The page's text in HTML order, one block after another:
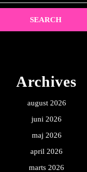
Archives
august 2026
juni 2026
maj 2026
april 2026
marts 2026